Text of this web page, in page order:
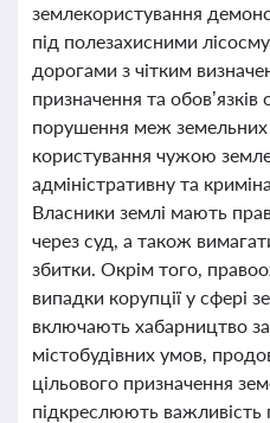
землекористування
під полезахисними
дорогами з чітким
призначення та
порушення меж земельних
користування чужою
адміністративну та
Власники землі мають
через суд, а також
збитки. Окрім того,
випадки корупції у сфері
включають хабарництво
містобудівних умов,
цільового призначення
підкреслюють важливість